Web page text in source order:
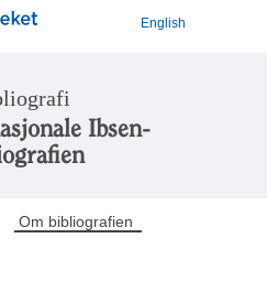
English
Ibsen-
Om bibliografien